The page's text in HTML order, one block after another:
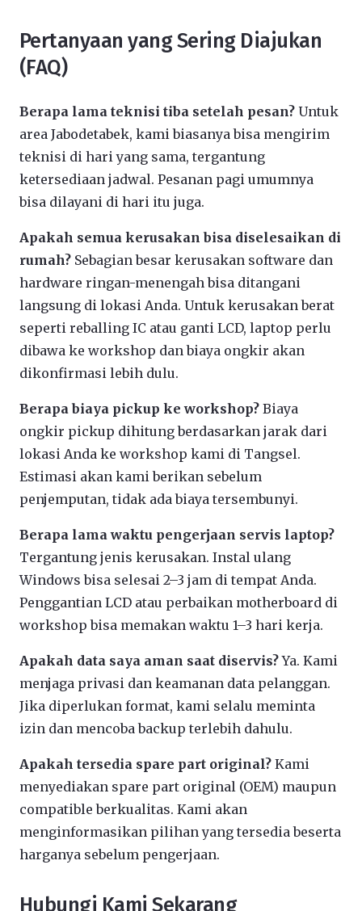
Pertanyaan yang Sering Diajukan
(FAQ)
Berapa lama teknisi tiba setelah pesan? Untuk
area Jabodetabek, kami biasanya bisa mengirim
teknisi di hari yang sama, tergantung
ketersediaan jadwal. Pesanan pagi umumnya
bisa dilayani di hari itu juga.
Apakah semua kerusakan bisa diselesaikan di
rumah? Sebagian besar kerusakan software dan
hardware ringan-menengah bisa ditangani
langsung di lokasi Anda. Untuk kerusakan berat
seperti reballing IC atau ganti LCD, laptop perlu
dibawa ke workshop dan biaya ongkir akan
dikonfirmasi lebih dulu.
Berapa biaya pickup ke workshop? Biaya
ongkir pickup dihitung berdasarkan jarak dari
lokasi Anda ke workshop kami di Tangsel.
Estimasi akan kami berikan sebelum
penjemputan, tidak ada biaya tersembunyi.
Berapa lama waktu pengerjaan servis laptop?
Tergantung jenis kerusakan. Instal ulang
Windows bisa selesai 2–3 jam di tempat Anda.
Penggantian LCD atau perbaikan motherboard di
workshop bisa memakan waktu 1–3 hari kerja.
Apakah data saya aman saat diservis?Ya. Kami
menjaga privasi dan keamanan data pelanggan.
Jika diperlukan format, kami selalu meminta
izin dan mencoba backup terlebih dahulu.
Apakah tersedia spare part original? Kami
menyediakan spare part original (OEM) maupun
compatible berkualitas. Kami akan
menginformasikan pilihan yang tersedia beserta
harganya sebelum pengerjaan.
Hubungi Kami Sekarang